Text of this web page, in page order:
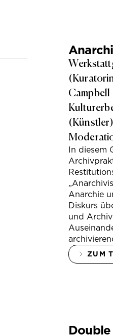
In diesem
Anarchie
Diskurs
und
ZUM